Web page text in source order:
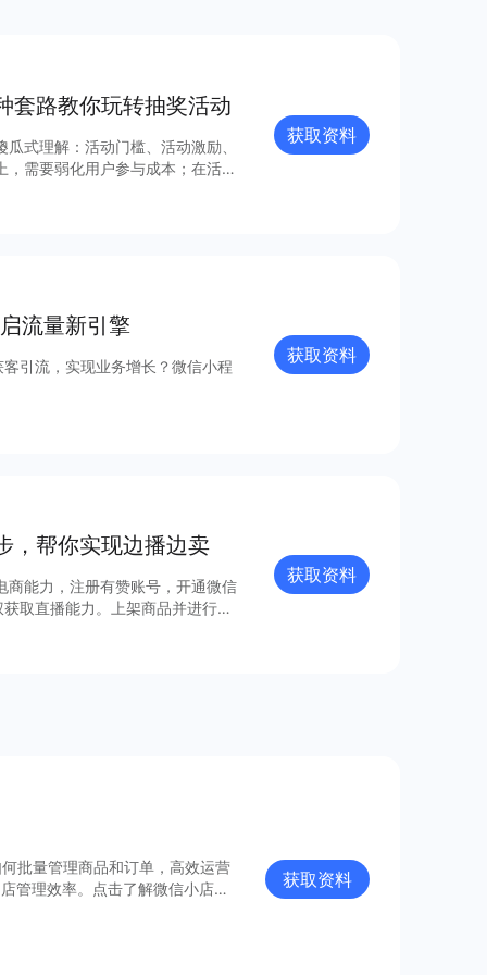
套路教你玩转抽奖活动
式理解：活动门槛、活动激励、
需要弱化用户参与成本；在活动
获取资料
流量新引擎
引流，实现业务增长？微信小程
获取资料
，帮你实现边播边卖
商能力，注册有赞账号，开通微信
取直播能力。上架商品并进行推
获取资料
批量管理商品和订单，高效运营
管理效率。点击了解微信小店批
获取资料